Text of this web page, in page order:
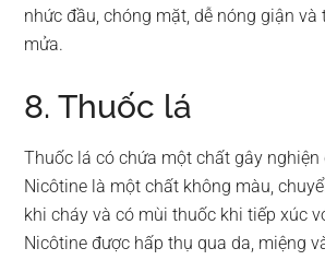
nhức đầu, chóng mặt, dễ nóng giận và
mửa.
8. Thuốc lá
Thuốc lá có chứa một chất gây nghiện
Nicôtine là một chất không màu,
khi cháy và có mùi thuốc khi tiếp xúc
Nicôtine được hấp thụ qua da, miệng